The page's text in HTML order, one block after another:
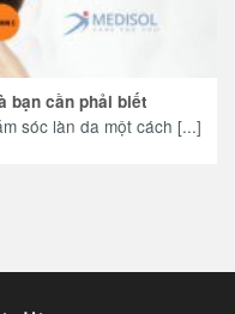
bạn cần phải biết
sóc làn da một cách [...]